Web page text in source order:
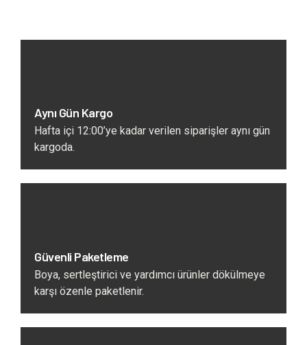
Aynı Gün Kargo
Hafta içi 12:00’ye kadar verilen siparişler aynı gün
kargoda.
Güvenli Paketleme
Boya, sertleştirici ve yardımcı ürünler dökülmeye
karşı özenle paketlenir.